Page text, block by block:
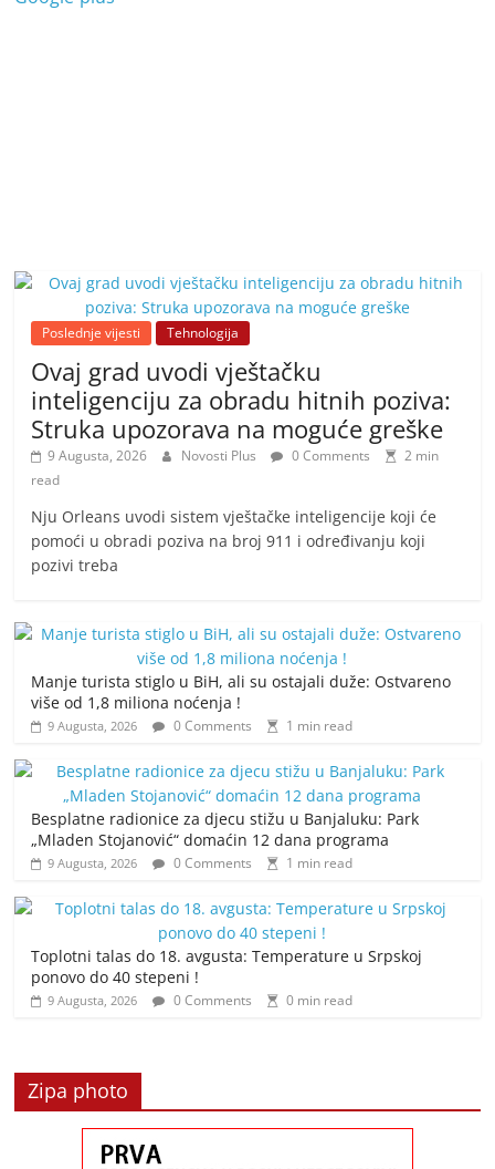
Poslednje vijesti Tehnologija
Ovaj grad uvodi vještačku
inteligenciju za obradu hitnih poziva:
Struka upozorava na moguće greške
9 Augusta, 2026 Novosti Plus 0 Comments
2 min
read
Nju Orleans uvodi sistem vještačke inteligencije koji će
pomoći u obradi poziva na broj 911 i određivanju koji
pozivi treba
Manje turista stiglo u BiH, ali su ostajali duže: Ostvareno
više od 1,8 miliona noćenja !
9 Augusta, 2026 0 Comments 1 min read
Besplatne radionice za djecu stižu u Banjaluku: Park
„Mladen Stojanović“ domaćin 12 dana programa
9 Augusta, 2026 0 Comments 1 min read
Toplotni talas do 18. avgusta: Temperature u Srpskoj
ponovo do 40 stepeni !
9 Augusta, 2026 0 Comments 0 min read
Zipa photo